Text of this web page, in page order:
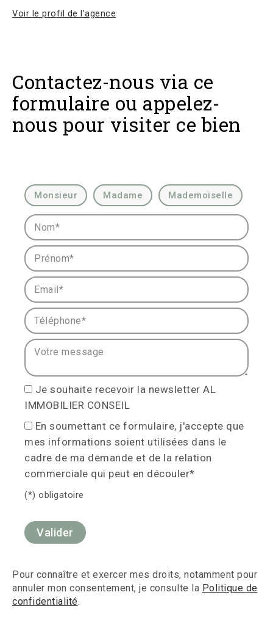
Voir le profil de l'agence
Contactez-nous via ce
formulaire ou appelez-
nous pour visiter ce bien
Civilité :
Monsieur Madame Mademoiselle
Nom* :
Prénom* :
Email* :
Téléphone* :
Votre message :
Je souhaite recevoir la newsletter AL
IMMOBILIER CONSEIL
En soumettant ce formulaire, j'accepte que
mes informations soient utilisées dans le
cadre de ma demande et de la relation
commerciale qui peut en découler*
(*) obligatoire
Pour connaître et exercer mes droits, notamment pour
annuler mon consentement, je consulte la Politique de
confidentialité.